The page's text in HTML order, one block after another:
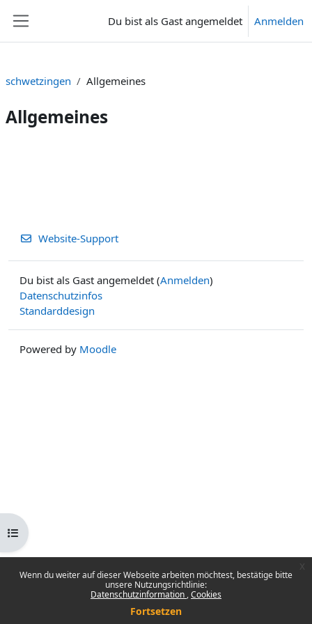
Wenn du weiter auf dieser Webseite arbeiten möchtest, bestätige bitte
unsere Nutzungsrichtlinie:
Datenschutzinformation Cookies
Fortsetzen
Du bist als Gast angemeldet Anmelden
Kursindex öffnen
schwetzingen Allgemeines
Allgemeines
Website-Support
Du bist als Gast angemeldet (Anmelden)
Datenschutzinfos
Standarddesign
Powered by Moodle